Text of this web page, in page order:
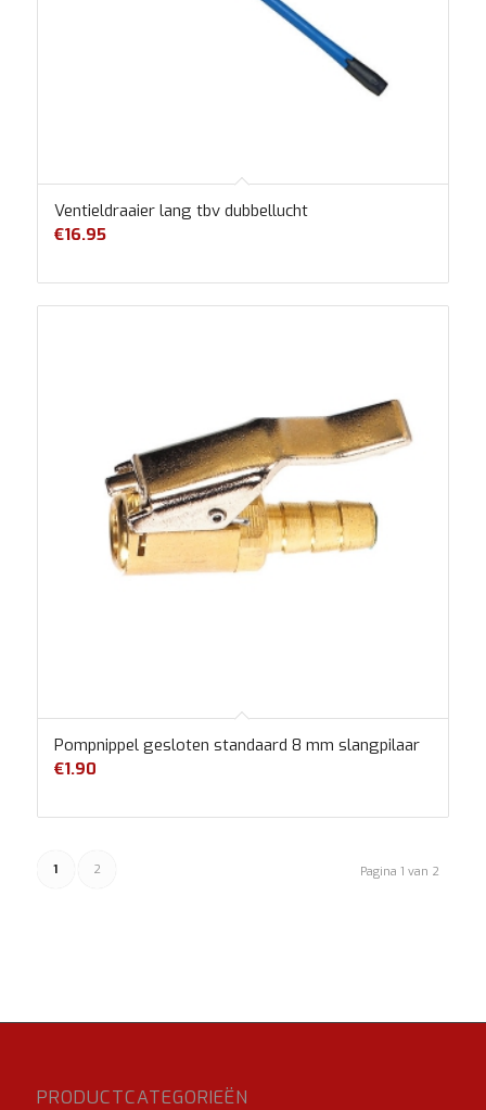
Ventieldraaier lang tbv dubbellucht
€16.95
Pompnippel gesloten standaard 8 mm slangpilaar
€1.90
Pagina 1 van 2
1 2
PRODUCTCATEGORIEËN